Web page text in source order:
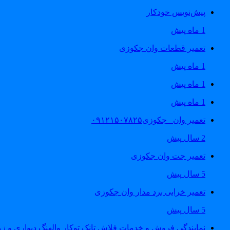
پیش‌نویس خودکار
1 ماه پیش
تعمیر قطعات وان جکوزی
1 ماه پیش
1 ماه پیش
1 ماه پیش
تعمیر وان _جکوزی۰۹۱۲۱۵۰۷۸۲۵
2 سال پیش
تعمیر جت وان جکوزی
5 سال پیش
تعمیر خرابی برد مدار وان جکوزی
5 سال پیش
نمایندگی فروش و خدمات فلاش تانک توکار والهنگ دیواری و زمینی